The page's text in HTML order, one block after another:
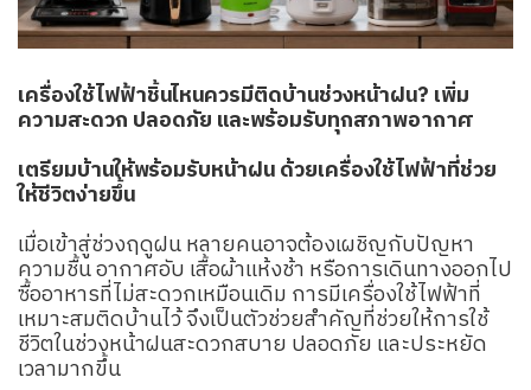
เครื่องใช้ไฟฟ้าชิ้นไหนควรมีติดบ้านช่วงหน้าฝน? เพิ่ม
ความสะดวก ปลอดภัย และพร้อมรับทุกสภาพอากาศ
เตรียมบ้านให้พร้อมรับหน้าฝน ด้วยเครื่องใช้ไฟฟ้าที่ช่วย
ให้ชีวิตง่ายขึ้น
เมื่อเข้าสู่ช่วงฤดูฝน หลายคนอาจต้องเผชิญกับปัญหา
ความชื้น อากาศอับ เสื้อผ้าแห้งช้า หรือการเดินทางออกไป
ซื้ออาหารที่ไม่สะดวกเหมือนเดิม การมีเครื่องใช้ไฟฟ้าที่
เหมาะสมติดบ้านไว้ จึงเป็นตัวช่วยสำคัญที่ช่วยให้การใช้
ชีวิตในช่วงหน้าฝนสะดวกสบาย ปลอดภัย และประหยัด
เวลามากขึ้น